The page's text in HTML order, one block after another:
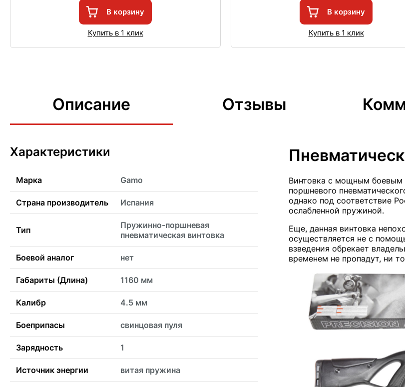
В корзину
Купить в 1 клик
В корзину
Купить в 1 клик
Описание Отзывы
Характеристики
Марка Gamo
Страна производитель Испания
Тип
Пружинно-поршневая
пневматическая винтовка
Боевой аналог нет
Габариты (Длина) 1160 мм
Калибр 4.5 мм
Боеприпасы свинцовая пуля
Зарядность 1
Источник энергии витая пружина
Винтовка с мощным боевым
поршневого
однако под соответствие
ослабленной пружиной.
Еще, данная винтовка
осуществляется не с
взведения обрекает
временем не пропадут, ни